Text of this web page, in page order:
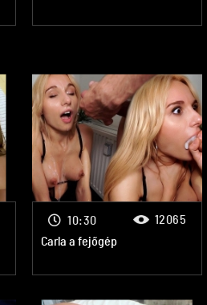
Carla a fejőgép
10:30
12065